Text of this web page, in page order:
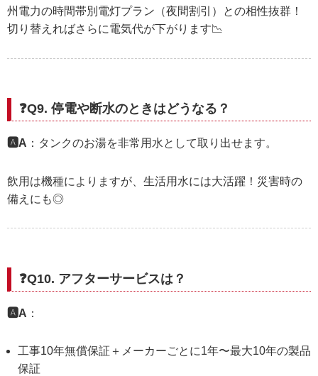
州電力の時間帯別電灯プラン（夜間割引）との相性抜群！
切り替えればさらに電気代が下がります📉
❓Q9. 停電や断水のときはどうなる？
🅰️A ：タンクのお湯を非常用水として取り出せます。
飲用は機種によりますが、生活用水には大活躍！災害時の
備えにも◎
❓Q10. アフターサービスは？
🅰️A ：
工事10年無償保証＋メーカーごとに1年〜最大10年の製品
保証